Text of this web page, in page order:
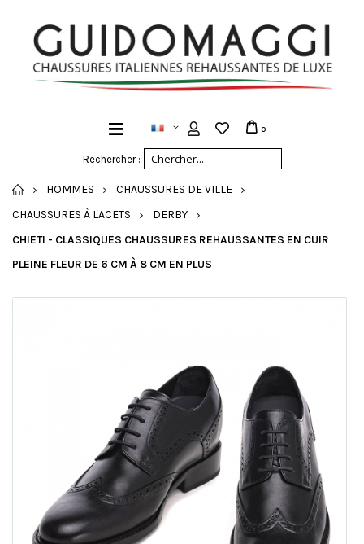
Rechercher :
0
ACCUEIL
HOMMES
CHAUSSURES DE VILLE
CHAUSSURES À LACETS
DERBY
CHIETI - CLASSIQUES CHAUSSURES REHAUSSANTES EN CUIR
PLEINE FLEUR DE 6 CM À 8 CM EN PLUS